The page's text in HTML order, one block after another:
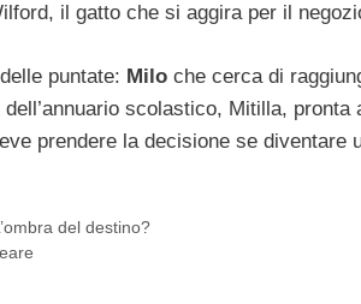
il gatto che si aggira per il
puntate: Milo che cerca di
scolastico, Mitilla, pronta
prendere la decisione se diventare
del destino?